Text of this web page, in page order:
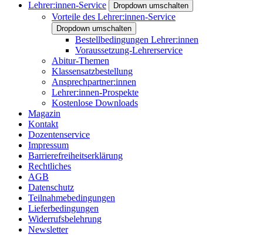
Lehrer:innen-Service
Dropdown umschalten
Vorteile des Lehrer:innen-Service
Dropdown umschalten
Bestellbedingungen Lehrer:innen
Voraussetzung-Lehrerservice
Abitur-Themen
Klassensatzbestellung
Ansprechpartner:innen
Lehrer:innen-Prospekte
Kostenlose Downloads
Magazin
Kontakt
Dozentenservice
Impressum
Barrierefreiheitserklärung
Rechtliches
AGB
Datenschutz
Teilnahmebedingungen
Lieferbedingungen
Widerrufsbelehrung
Newsletter